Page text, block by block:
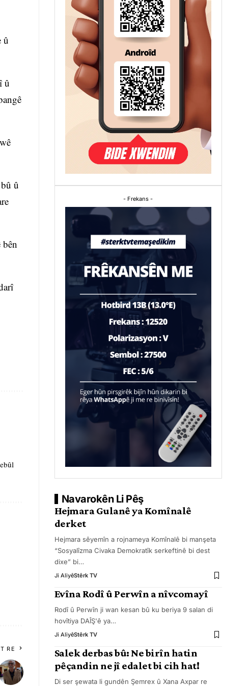
û
û
û
RE
- Frekans -
Navarokên Li Pêş
Hejmara Gulanê ya Komînalê
derket
Hejmara sêyemîn a rojnameya Komînalê bi manşeta
“Sosyalîzma Civaka Demokratîk serkeftinê bi dest
dixe” bi…
Ji AliyêStêrk TV
Evîna Rodî û Perwîn a nîvcomayî
Rodî û Perwîn ji wan kesan bû ku beriya 9 salan di
hovîtiya DAÎŞ'ê ya…
Ji AliyêStêrk TV
Salek derbas bû: Ne birîn hatin
pêçandin ne jî edalet bi cih hat!
Di ser şewata li gundên Şemrex û Xana Axpar re